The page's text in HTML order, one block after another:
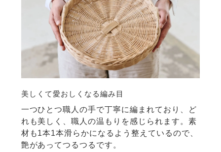
美しくて愛おしくなる編み目
一つひとつ職人の手で丁寧に編まれており、ど
れも美しく、職人の温もりを感じられます。素
材も1本1本滑らかになるよう整えているので、
艶があってつるつるです。